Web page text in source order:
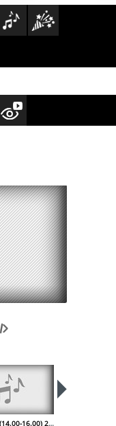
Radioiela (14.00-16.00) 2002.09.07.